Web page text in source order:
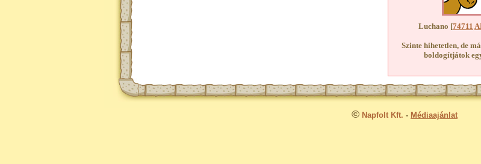
Luchano [74711
Szinte hihetetlen, de
boldogítjátok
© Napfolt Kft. - Médiaajánlat